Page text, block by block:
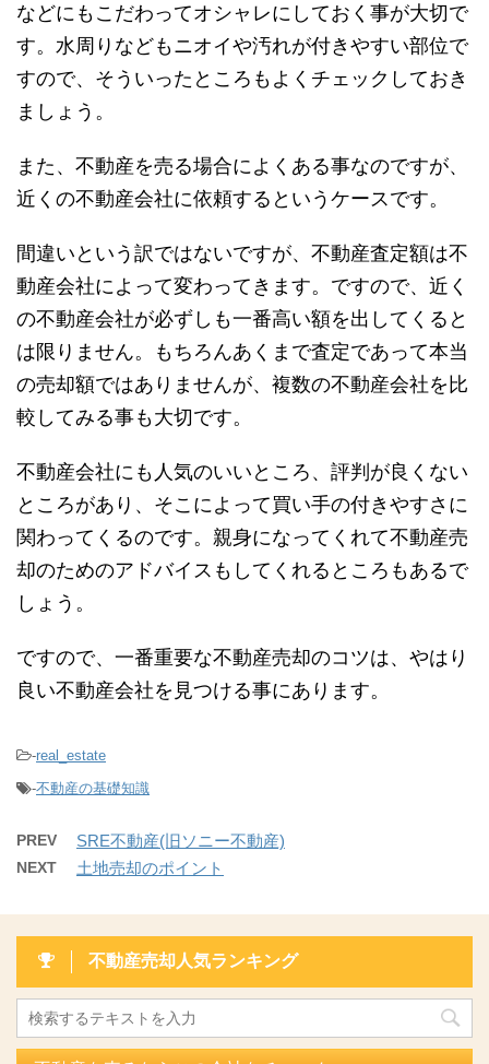
などにもこだわってオシャレにしておく事が大切で
す。水周りなどもニオイや汚れが付きやすい部位で
すので、そういったところもよくチェックしておき
ましょう。
また、不動産を売る場合によくある事なのですが、
近くの不動産会社に依頼するというケースです。
間違いという訳ではないですが、不動産査定額は不
動産会社によって変わってきます。ですので、近く
の不動産会社が必ずしも一番高い額を出してくると
は限りません。もちろんあくまで査定であって本当
の売却額ではありませんが、複数の不動産会社を比
較してみる事も大切です。
不動産会社にも人気のいいところ、評判が良くない
ところがあり、そこによって買い手の付きやすさに
関わってくるのです。親身になってくれて不動産売
却のためのアドバイスもしてくれるところもあるで
しょう。
ですので、一番重要な不動産売却のコツは、やはり
良い不動産会社を見つける事にあります。
-real_estate
-不動産の基礎知識
PREV SRE不動産(旧ソニー不動産)
NEXT 土地売却のポイント
不動産売却人気ランキング